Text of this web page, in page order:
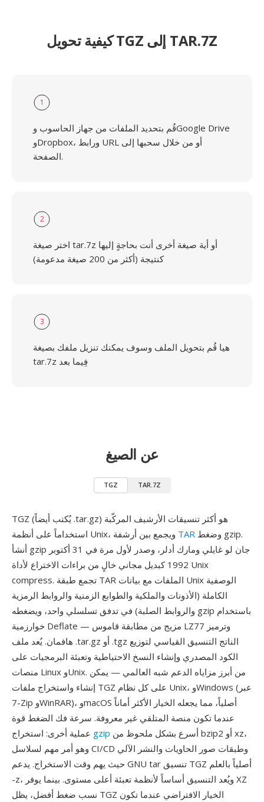
كيفية تحويل TGZ إلى TAR.7Z
1
قُم بتحديد الملفات من جهاز الحاسوب وGoogle Drive
وDropbox، ورابط URL أو من خلال سحبها إلى
الصفحة.
2
اختر صيغة tar.7z أو أية صيغة أخرى أنت بحاجةٍ إليها
كنتيجة (أكثر من 200 صيغة مدعومة)
3
هيا قُم بتحويل الملف وسوف يمكنك تنزيل ملفك بصيغة
tar.7z فِيما بعد
عن الصيغ
TGZ TAR.7Z
TGZ (يُكتب أيضاً .tar.gz) هو أكثر تنسيقات الأرشيف المركّبة
TAR
أنشأ gzip جان لو غايلي ومارك أدلر، وصدر لأول مرة في 31 أكتوبر
1992 كبديل مجاني خالٍ من براءات الاختراع لأداة Unix
compress. تجمع طبقة TAR الملفات مع بيانات Unix الوصفية
الكاملة (الأذونات والملكية والطوابع الزمنية والروابط الرمزية
والروابط الصلبة) في تدفق تسلسلي واحد، ويضغطه gzip باستخدام
خوارزمية Deflate — مزيج من مطابقة قاموس LZ77 وترميز
هافمان. يُعد ملف .tar.gz أو .tgz الناتج التنسيق القياسي لتوزيع
الكود المصدري وإنشاء النسخ الاحتياطية وتعبئة البرمجيات على
منصات Linux وUnix. من أبرز مزاياه الدعم شبه العالمي — يمكن
إنشاء واستخراج ملفات TGZ على كل نظام Unix، وWindows (عبر
7-Zip وWinRAR)، وmacOS أصلياً، مما يجعله الخيار الأكثر أماناً
عندما تكون منصة المتلقي غير معروفة. سرعة فك الضغط قوة
gzip
وهو أمر مهم لسلاسل CI/CD وطبقات صور الحاويات والنشر الآلي
حيث يهم وقت الاستخراج. يدعم GNU tar تنسيق TGZ أصلياً بالعلم
-z، ويُعد التنسيق أساساً لأنظمة تعبئة أعلى مستوى. بينما يوفر XZ
نسب ضغط أفضل، يظل TGZ الخيار الافتراضي عندما تكون